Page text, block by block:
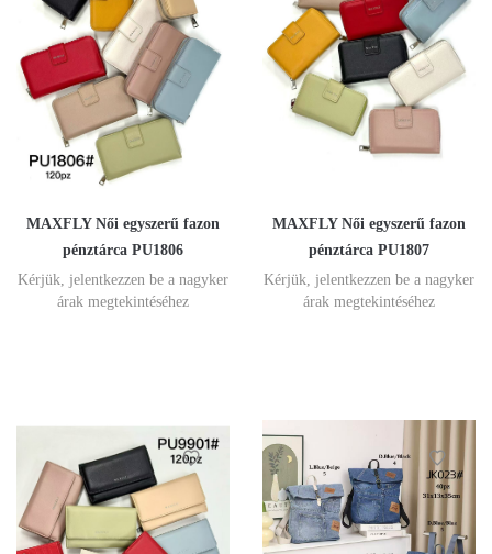
MAXFLY Női egyszerű fazon
pénztárca PU1806
Kérjük, jelentkezzen be a nagyker
árak megtekintéséhez
MAXFLY Női egyszerű fazon
pénztárca PU1807
Kérjük, jelentkezzen be a nagyker
árak megtekintéséhez